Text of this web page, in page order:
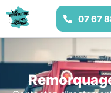
07 67